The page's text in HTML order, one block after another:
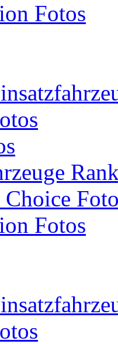
Fotos
Choice
Fotos